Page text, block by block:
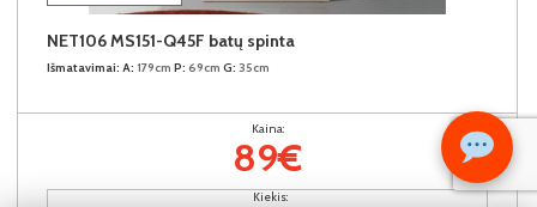
Kiekis:
NET106 MS151-Q45F batų spinta
Išmatavimai: A: 179cm P: 69cm G: 35cm
Kaina:
89€